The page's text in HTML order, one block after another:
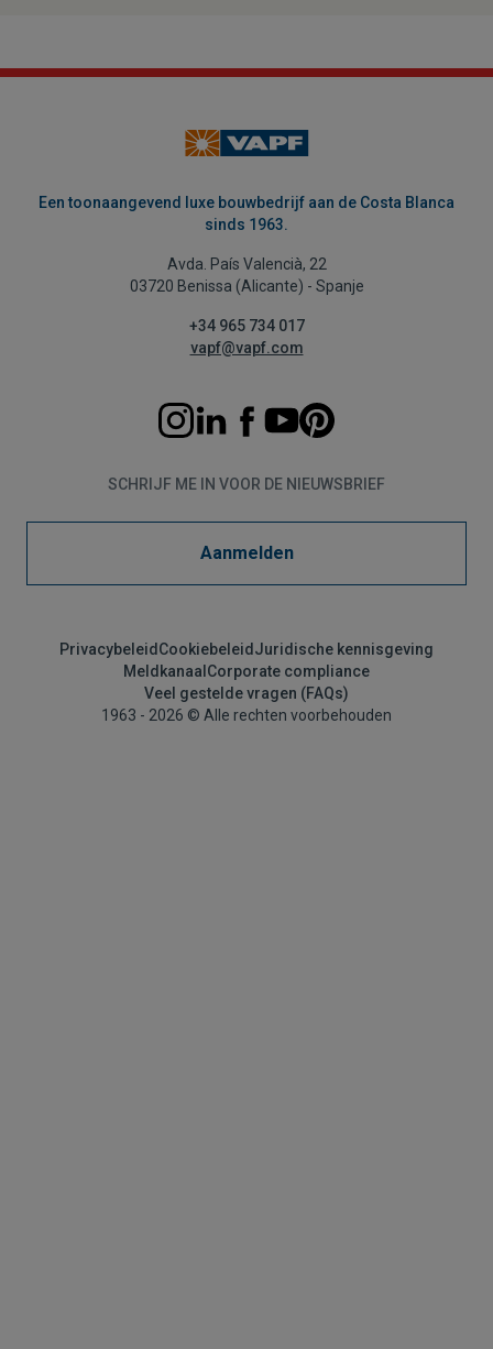
Een toonaangevend luxe bouwbedrijf aan de Costa Blanca
sinds 1963.
Avda. País Valencià, 22
03720 Benissa (Alicante) - Spanje
+34 965 734 017
vapf@vapf.com
SCHRIJF ME IN VOOR DE NIEUWSBRIEF
Aanmelden
Privacybeleid Cookiebeleid Juridische kennisgeving
Meldkanaal Corporate compliance
Veel gestelde vragen (FAQs)
1963 - 2026 © Alle rechten voorbehouden